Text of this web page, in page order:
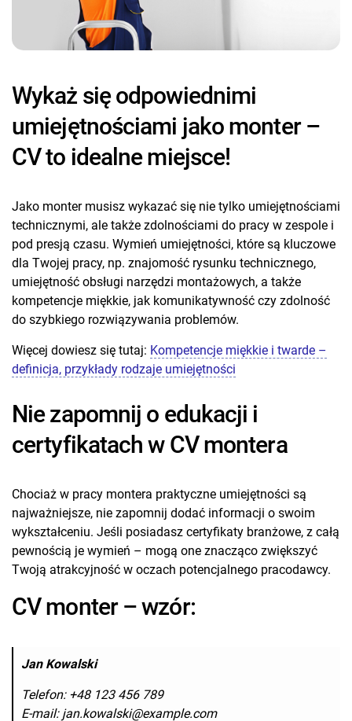
Wykaż się odpowiednimi
umiejętnościami jako monter –
CV to idealne miejsce!
Jako monter musisz wykazać się nie tylko umiejętnościami
technicznymi, ale także zdolnościami do pracy w zespole i
pod presją czasu. Wymień umiejętności, które są kluczowe
dla Twojej pracy, np. znajomość rysunku technicznego,
umiejętność obsługi narzędzi montażowych, a także
kompetencje miękkie, jak komunikatywność czy zdolność
do szybkiego rozwiązywania problemów.
Więcej dowiesz się tutaj: Kompetencje miękkie i twarde –
definicja, przykłady rodzaje umiejętności
Nie zapomnij o edukacji i
certyfikatach w CV montera
Chociaż w pracy montera praktyczne umiejętności są
najważniejsze, nie zapomnij dodać informacji o swoim
wykształceniu. Jeśli posiadasz certyfikaty branżowe, z całą
pewnością je wymień – mogą one znacząco zwiększyć
Twoją atrakcyjność w oczach potencjalnego pracodawcy.
CV monter – wzór:
Jan Kowalski
Telefon: +48 123 456 789
E-mail: jan.kowalski@example.com